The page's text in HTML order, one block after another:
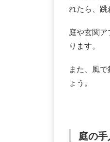
れたら、跳
庭や玄関
ります。
また、風
ょう。
庭の